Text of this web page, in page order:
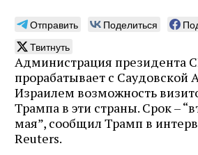
Отправить Поделиться
Твитнуть
Администрация президента
прорабатывает с Саудовской
Израилем возможность
Трампа в эти страны. Срок –
мая”, сообщил Трамп в
Reuters.